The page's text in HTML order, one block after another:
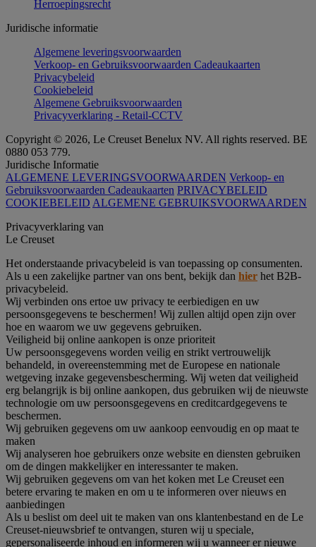
Herroepingsrecht
Juridische informatie
Algemene leveringsvoorwaarden
Verkoop- en Gebruiksvoorwaarden Cadeaukaarten
Privacybeleid
Cookiebeleid
Algemene Gebruiksvoorwaarden
Privacyverklaring - Retail-CCTV
Copyright © 2026, Le Creuset Benelux NV. All rights reserved. BE
0880 053 779.
Juridische Informatie
ALGEMENE LEVERINGSVOORWAARDEN Verkoop- en
Gebruiksvoorwaarden Cadeaukaarten PRIVACYBELEID
COOKIEBELEID ALGEMENE GEBRUIKSVOORWAARDEN
Privacyverklaring van
Le Creuset
Het onderstaande privacybeleid is van toepassing op consumenten.
Als u een zakelijke partner van ons bent, bekijk dan hier het B2B-
privacybeleid.
Wij verbinden ons ertoe uw privacy te eerbiedigen en uw
persoonsgegevens te beschermen! Wij zullen altijd open zijn over
hoe en waarom we uw gegevens gebruiken.
Veiligheid bij online aankopen is onze prioriteit
Uw persoonsgegevens worden veilig en strikt vertrouwelijk
behandeld, in overeenstemming met de Europese en nationale
wetgeving inzake gegevensbescherming. Wij weten dat veiligheid
erg belangrijk is bij online aankopen, dus gebruiken wij de nieuwste
technologie om uw persoonsgegevens en creditcardgegevens te
beschermen.
Wij gebruiken gegevens om uw aankoop eenvoudig en op maat te
maken
Wij analyseren hoe gebruikers onze website en diensten gebruiken
om de dingen makkelijker en interessanter te maken.
Wij gebruiken gegevens om van het koken met Le Creuset een
betere ervaring te maken en om u te informeren over nieuws en
aanbiedingen
Als u beslist om deel uit te maken van ons klantenbestand en de Le
Creuset-nieuwsbrief te ontvangen, sturen wij u speciale,
gepersonaliseerde inhoud en informeren wij u wanneer er nieuwe